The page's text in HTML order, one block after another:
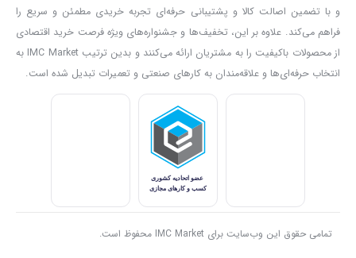
توسط سه پارامتر به نام های کارایی، ضریب توان و چرخه کاری می توانید
عملکرددستگاه جوش آرگونرا ارزیابی کنید. برایدستگاه جوش آروا
۲۱۴۰،
چرخه کاری ۶۰% است؛ یعنی در مدت زمان ده دقیقه، شش دقیقه
می تواند با حداکثر توان خود جوشکاری انجام دهد. ضریب توان این
علاوه بر این موارد کارایی دستگاه ۸۰% می باشد.
برای اینورتر های جوشکاری دو پارامتر درجه عایقکاری و درجه حفاظت بدنه
بسیار اهمیت دارد. برای دستگاه جوش آرگون آروا مدل ۲۱۴۰
درجه عایق
کاری F است؛ یعنی تا ۱۵۵ درجه سانتی گراد تحمل حرارتی دارد. درجه
و با تضمین اصالت کالا و پشتیبانی حرفه‌ای تجربه خریدی مطمئن و سریع را
فراهم می‌کند. علاوه بر این، تخفیف‌ها و جشنواره‌های ویژه فرصت خرید اقتصادی
از محصولات باکیفیت را به مشتریان ارائه می‌کنند و بدین ترتیب IMC Market به
انتخاب حرفه‌ای‌ها و علاقه‌مندان به کارهای صنعتی و تعمیرات تبدیل شده است.
تمامی حقوق این وب‌سایت برای IMC Market محفوظ است.